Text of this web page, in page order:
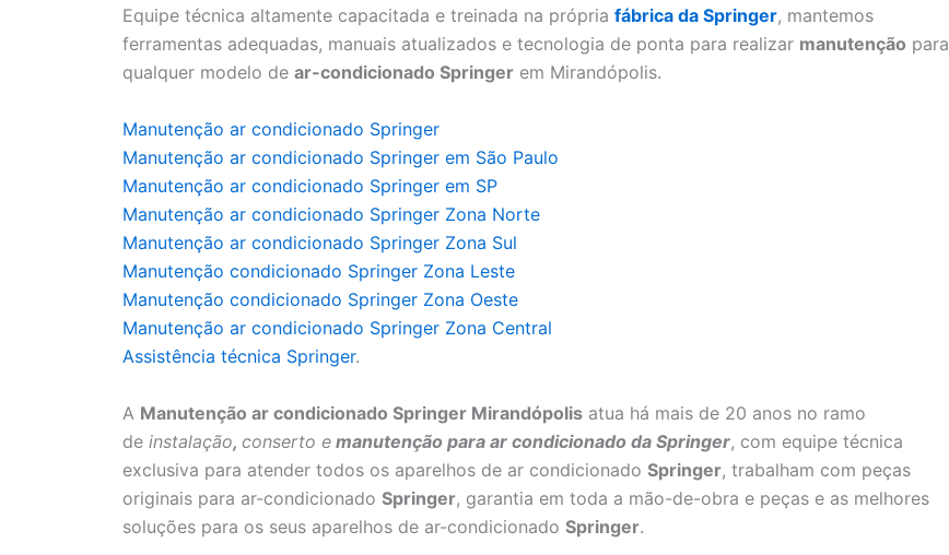
Equipe técnica altamente capacitada e treinada na própria fábrica da Springer, mantemos
ferramentas adequadas, manuais atualizados e tecnologia de ponta para realizar manutenção para
qualquer modelo de ar-condicionado Springer em Mirandópolis.
Manutenção ar condicionado Springer
Manutenção ar condicionado Springer em São Paulo
Manutenção ar condicionado Springer em SP
Manutenção ar condicionado Springer Zona Norte
Manutenção ar condicionado Springer Zona Sul
Manutenção condicionado Springer Zona Leste
Manutenção condicionado Springer Zona Oeste
Manutenção ar condicionado Springer Zona Central
Assistência técnica Springer.
A Manutenção ar condicionado Springer Mirandópolis atua há mais de 20 anos no ramo
de instalação, conserto e manutenção para ar condicionado da Springer, com equipe técnica
exclusiva para atender todos os aparelhos de ar condicionado Springer, trabalham com peças
originais para ar-condicionado Springer, garantia em toda a mão-de-obra e peças e as melhores
soluções para os seus aparelhos de ar-condicionado Springer.